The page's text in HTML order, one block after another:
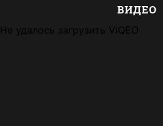
ВИДЕО
Не удалось загрузить VIQEO